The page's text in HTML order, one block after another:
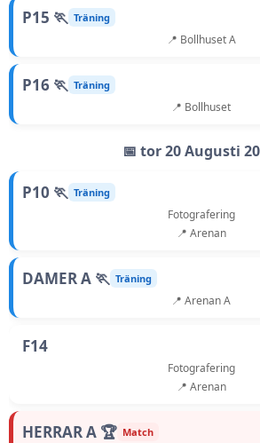
P15 🏃 Träning
📍 Bollhuset A
P16 🏃 Träning
📍 Bollhuset
📅 tor 20 Augusti
P10 🏃 Träning
Fotografering
📍 Arenan
DAMER A 🏃 Träning
📍 Arenan A
F14
Fotografering
📍 Arenan
HERRAR A 🏆 Match